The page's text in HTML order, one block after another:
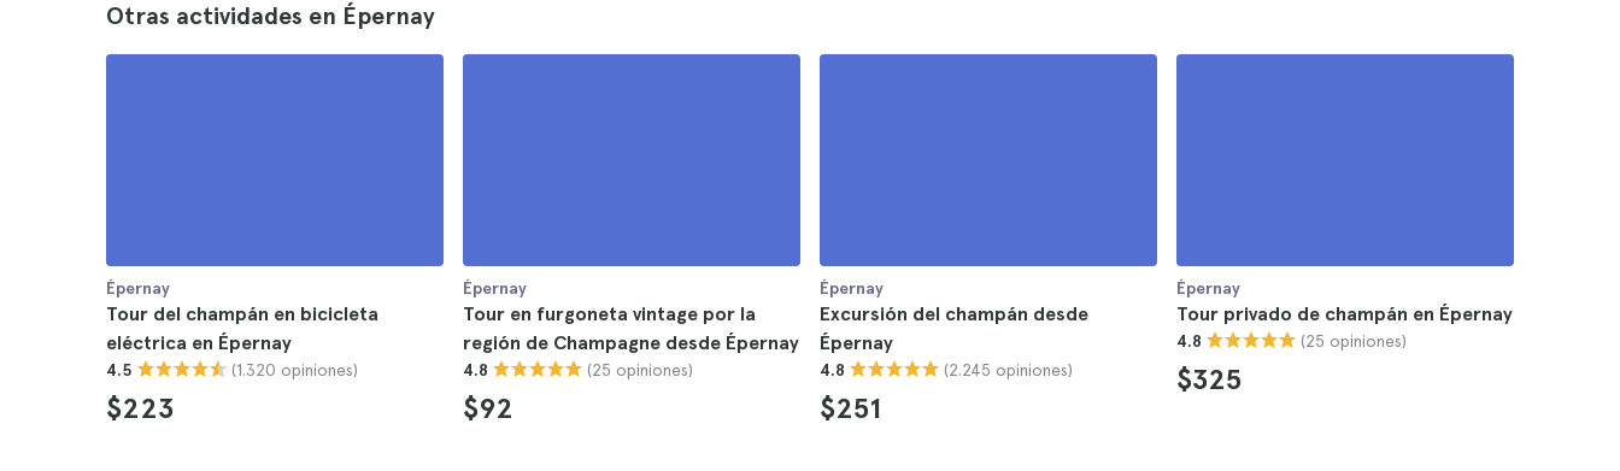
Otras actividades en Épernay
Épernay
Tour del champán en bicicleta
eléctrica en Épernay
4.5 (1.320 opiniones)
$223
Épernay
Tour en furgoneta vintage por la
región de Champagne desde Épernay
4.8 (25 opiniones)
$92
Épernay
Excursión del champán desde
Épernay
4.8 (2.245 opiniones)
$251
Épernay
Tour privado de champán en Épernay
4.8 (25 opiniones)
$325